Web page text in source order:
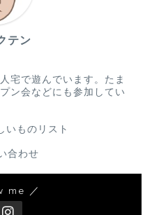
テン
宅で遊んでいます。たま
ン会などにも参加してい
いものリスト
合わせ
me ／